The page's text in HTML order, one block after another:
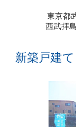
東京都
西武拝
新築戸建